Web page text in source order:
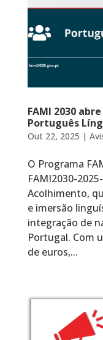
FAMI 2030
Português
Out 22, 2025 |
O Programa
FAMI2030-
Acolhimento,
e imersão
integração de
Portugal. Com
de euros,...